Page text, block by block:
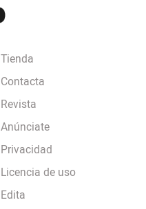
Tienda
Contacta
Revista
Anúnciate
Privacidad
Licencia de uso
Edita